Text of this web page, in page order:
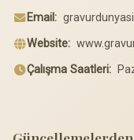
Email:
Website:
Çalışma Saatleri: